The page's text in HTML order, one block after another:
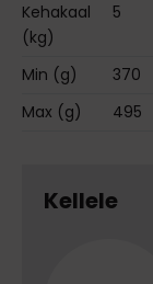
Kehakaal
(kg)
5
Min (g) 370
Max (g)
495
Kellele